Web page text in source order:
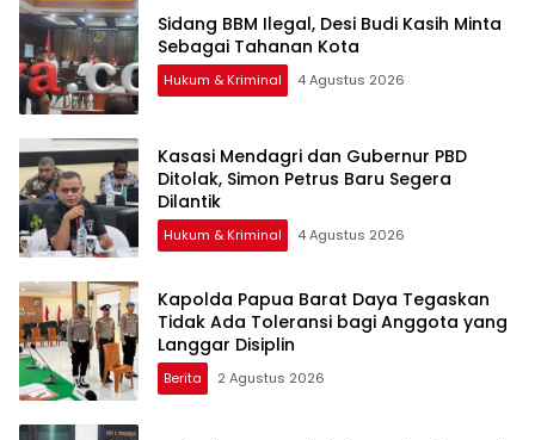
Sidang BBM Ilegal, Desi Budi Kasih Minta
Sebagai Tahanan Kota
Hukum & Kriminal 4 Agustus 2026
Kasasi Mendagri dan Gubernur PBD
Ditolak, Simon Petrus Baru Segera
Dilantik
Hukum & Kriminal 4 Agustus 2026
Kapolda Papua Barat Daya Tegaskan
Tidak Ada Toleransi bagi Anggota yang
Langgar Disiplin
Berita 2 Agustus 2026